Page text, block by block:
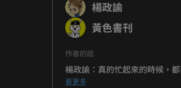
楊政諭
黃色書刊
作者的話
楊政諭：真的忙起來的時候，
黃色書刊：希望蚊子能來幫忙畫
看更多